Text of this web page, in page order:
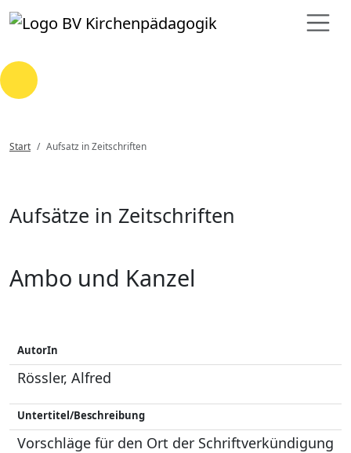
Loading...
Start Aufsatz in Zeitschriften
Aufsätze in Zeitschriften
Ambo und Kanzel
AutorIn
Rössler, Alfred
Untertitel/Beschreibung
Vorschläge für den Ort der Schriftverkündigung